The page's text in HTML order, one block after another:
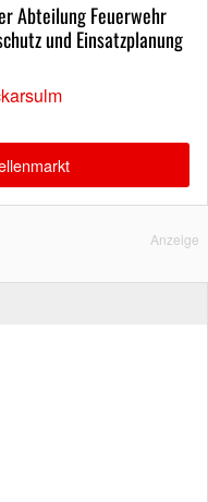
Abteilung Feuerwehr
und Einsatzplanung
Anzeige